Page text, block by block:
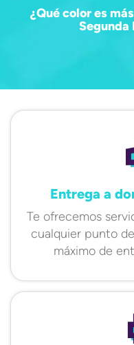
¿Qué color es
Segunda
Entrega a
Te ofrecemos
cualquier punto
máximo de